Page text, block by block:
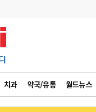
치과 약국/유통 월드뉴스